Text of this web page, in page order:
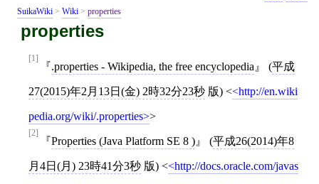
SuikaWiki > Wiki > properties
properties
[1]
.properties - Wikipedia, the free encyclopedia (平成
27(2015)年2月13日(金) 2時32分23秒 版) < http://en.wiki
pedia.org/wiki/.properties >
[2]
Properties (Java Platform SE 8 ) (平成26(2014)年8
月4日(月) 23時41分3秒 版) < http://docs.oracle.com/javas